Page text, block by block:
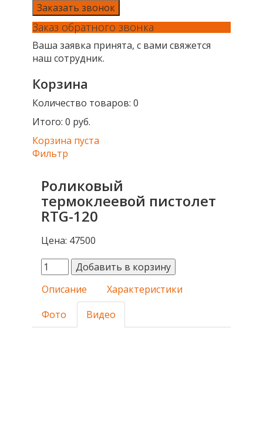
Заказать звонок
Заказ обратного звонка
Ваша заявка принята, с вами свяжется
наш сотрудник.
Корзина
Количество товаров: 0
Итого: 0 руб.
Корзина пуста
Фильтр
Роликовый
термоклеевой пистолет
RTG-120
Цена: 47500
Описание
Характеристики
Фото
Видео